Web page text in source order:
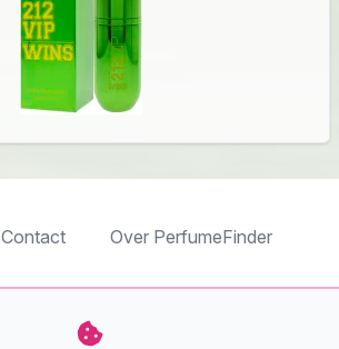
Contact Over PerfumeFinder